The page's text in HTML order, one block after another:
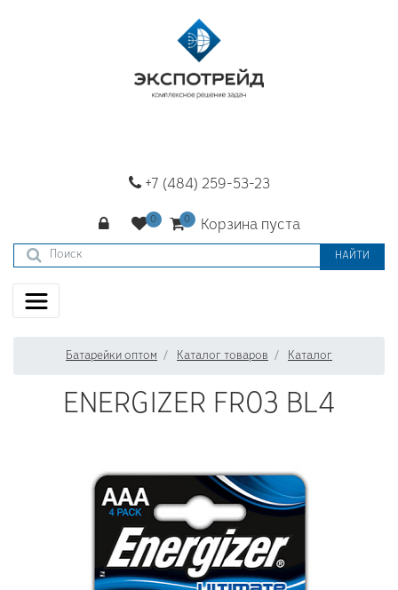
+7 (484) 259-53-23
Корзина пуста
НАЙТИ
Батарейки оптом Каталог товаров Каталог
ENERGIZER FR03 BL4